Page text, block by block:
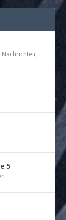
Nachrichten,
5